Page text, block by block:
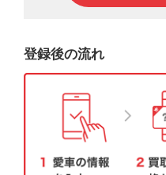
登録後の流れ